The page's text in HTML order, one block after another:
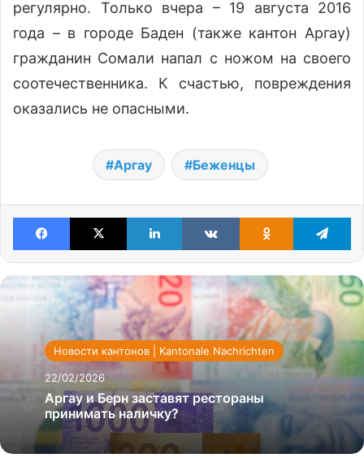
регулярно. Только вчера – 19 августа 2016
года – в городе Баден (также кантон Аргау)
гражданин Сомали напал с ножом на своего
соотечественника. К счастью, повреждения
оказались не опасными.
Аргау Беженцы
Facebook X LinkedIn VKontakteOdnoklassniki
Новости кантонов | Kantonale Nachrichten
22/02/2026
Аргау и Берн заставят рестораны
принимать наличку?